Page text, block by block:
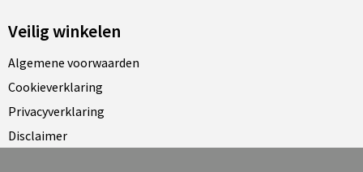
Veilig winkelen
Algemene voorwaarden
Cookieverklaring
Privacyverklaring
Disclaimer